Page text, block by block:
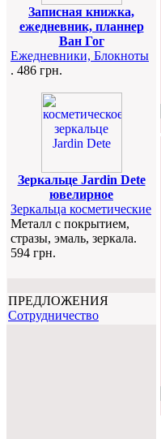
Записная книжка,
ежедневник, планнер
Ван Гог
Ежедневники, Блокноты
. 486 грн.
Зеркальце Jardin Dete
ювелирное
Зеркальца косметические
Металл с покрытием,
стразы, эмаль, зеркала.
594 грн.
ПРЕДЛОЖЕНИЯ
Cотрудничество